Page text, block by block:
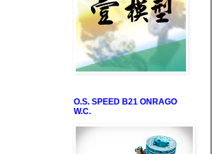
O.S. SPEED B21 ONRAGO
W.C.